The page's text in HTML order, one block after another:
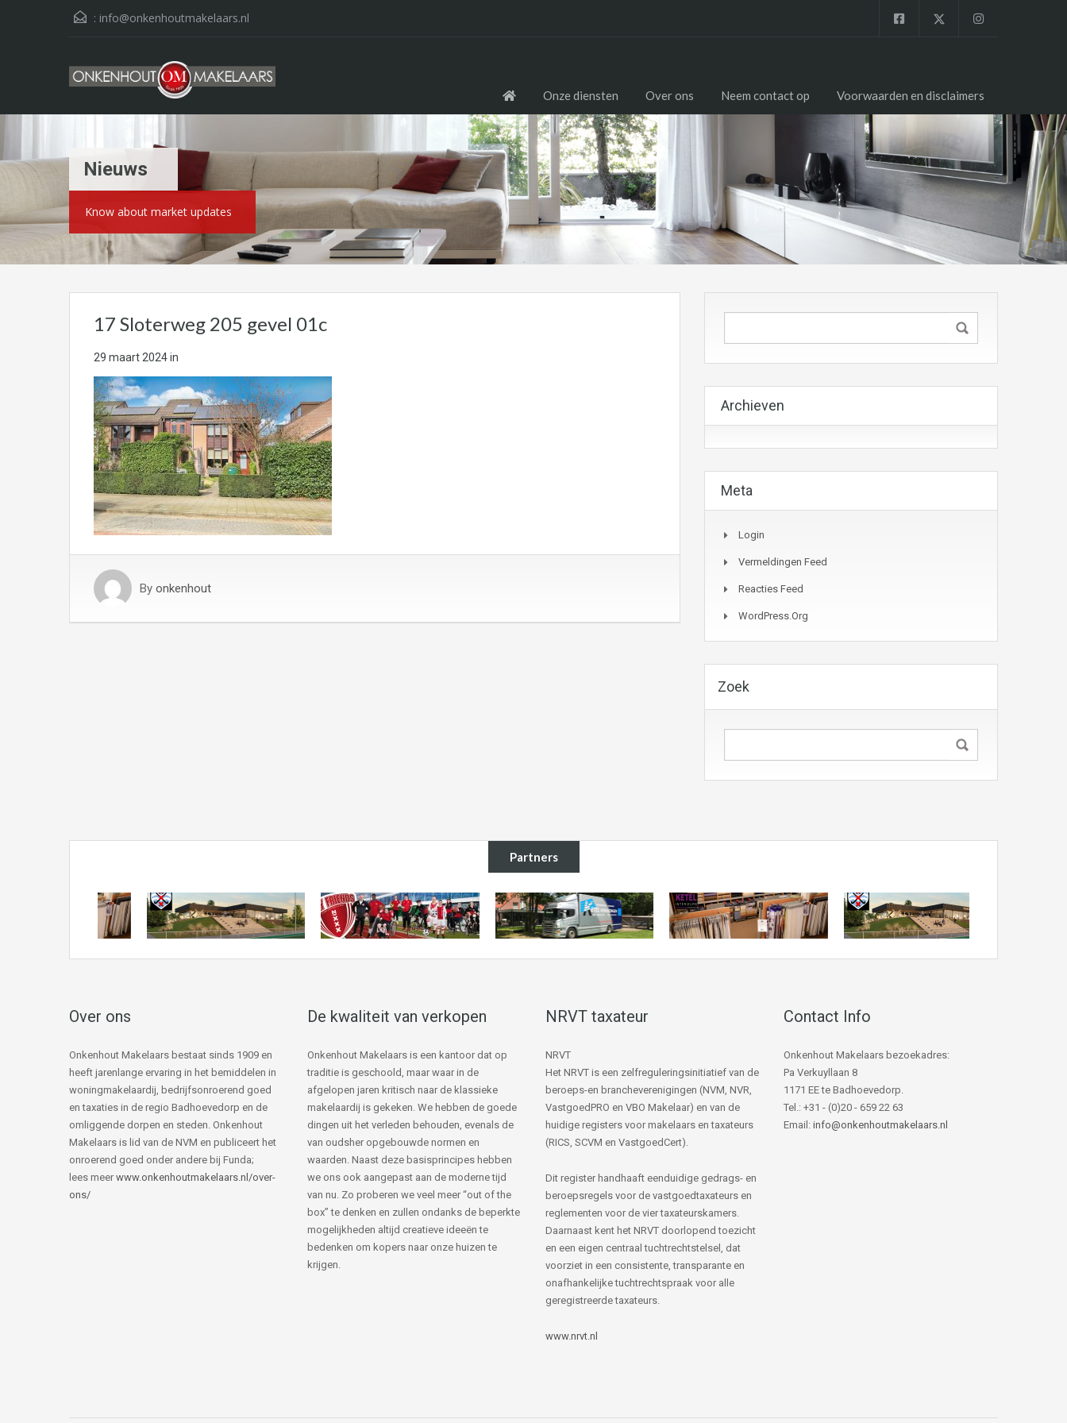
: info@onkenhoutmakelaars.nl
Onze diensten Over ons Neem contact op Voorwaarden en disclaimers
Nieuws
Know about market updates
17 Sloterweg 205 gevel 01c
29 maart 2024in
By onkenhout
Archieven
Meta
Login
Vermeldingen Feed
Reacties Feed
WordPress.org
Zoek
Partners
Over ons
Onkenhout Makelaars bestaat sinds 1909 en
heeft jarenlange ervaring in het bemiddelen in
woningmakelaardij, bedrijfsonroerend goed
en taxaties in de regio Badhoevedorp en de
omliggende dorpen en steden. Onkenhout
Makelaars is lid van de NVM en publiceert het
onroerend goed onder andere bij Funda;
lees meer www.onkenhoutmakelaars.nl/over-
ons/
De kwaliteit van verkopen
Onkenhout Makelaars is een kantoor dat op
traditie is geschoold, maar waar in de
afgelopen jaren kritisch naar de klassieke
makelaardij is gekeken. We hebben de goede
dingen uit het verleden behouden, evenals de
van oudsher opgebouwde normen en
waarden. Naast deze basisprincipes hebben
we ons ook aangepast aan de moderne tijd
van nu. Zo proberen we veel meer “out of the
box” te denken en zullen ondanks de beperkte
mogelijkheden altijd creatieve ideeën te
bedenken om kopers naar onze huizen te
krijgen.
NRVT taxateur
NRVT
Het NRVT is een zelfreguleringsinitiatief van de
beroeps-en brancheverenigingen (NVM, NVR,
VastgoedPRO en VBO Makelaar) en van de
huidige registers voor makelaars en taxateurs
(RICS, SCVM en VastgoedCert).
Dit register handhaaft eenduidige gedrags- en
beroepsregels voor de vastgoedtaxateurs en
reglementen voor de vier taxateurskamers.
Daarnaast kent het NRVT doorlopend toezicht
en een eigen centraal tuchtrechtstelsel, dat
voorziet in een consistente, transparante en
onafhankelijke tuchtrechtspraak voor alle
geregistreerde taxateurs.
www.nrvt.nl
Contact Info
Onkenhout Makelaars bezoekadres:
Pa Verkuyllaan 8
1171 EE te Badhoevedorp.
Tel.: +31 - (0)20 - 659 22 63
Email: info@onkenhoutmakelaars.nl